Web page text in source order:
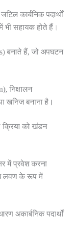
कार्बनिक पदार्थों
भी सहायक होते हैं।
बनाते हैं, जो अपघटन
निक्षालन
खनिज बनाना है।
क्रिया को खंडन
में प्रवेश करना
लवण के रूप में
अकार्बनिक पदार्थों